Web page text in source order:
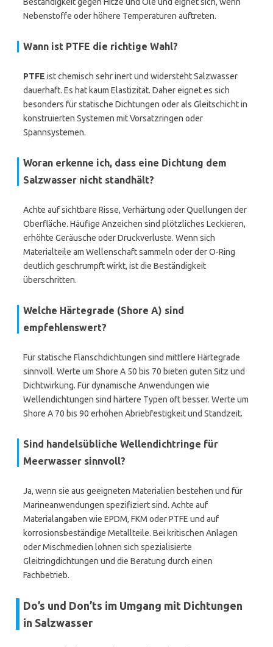
Nebenstoffe oder höhere Temperaturen auftreten.
Wann ist PTFE die richtige Wahl?
PTFE ist chemisch sehr inert und widersteht Salzwasser
dauerhaft. Es hat kaum Elastizität. Daher eignet es sich
besonders für statische Dichtungen oder als Gleitschicht in
konstruierten Systemen mit Vorsatzringen oder
Spannsystemen.
Woran erkenne ich, dass eine Dichtung dem
Salzwasser nicht standhält?
Achte auf sichtbare Risse, Verhärtung oder Quellungen der
Oberfläche. Häufige Anzeichen sind plötzliches Leckieren,
erhöhte Geräusche oder Druckverluste. Wenn sich
Materialteile am Wellenschaft sammeln oder der O-Ring
deutlich geschrumpft wirkt, ist die Beständigkeit
überschritten.
Welche Härtegrade (Shore A) sind
empfehlenswert?
Für statische Flanschdichtungen sind mittlere Härtegrade
sinnvoll. Werte um Shore A 50 bis 70 bieten guten Sitz und
Dichtwirkung. Für dynamische Anwendungen wie
Wellendichtungen sind härtere Typen oft besser. Werte um
Shore A 70 bis 90 erhöhen Abriebfestigkeit und Standzeit.
Sind handelsübliche Wellendichtringe für
Meerwasser sinnvoll?
Ja, wenn sie aus geeigneten Materialien bestehen und für
Marineanwendungen spezifiziert sind. Achte auf
Materialangaben wie EPDM, FKM oder PTFE und auf
korrosionsbeständige Metallteile. Bei kritischen Anlagen
oder Mischmedien lohnen sich spezialisierte
Gleitringdichtungen und die Beratung durch einen
Fachbetrieb.
Do’s und Don’ts im Umgang mit Dichtungen
in Salzwasser